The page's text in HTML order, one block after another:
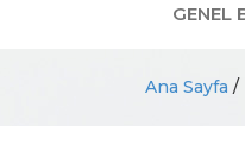
GENEL
Ana Sayfa /